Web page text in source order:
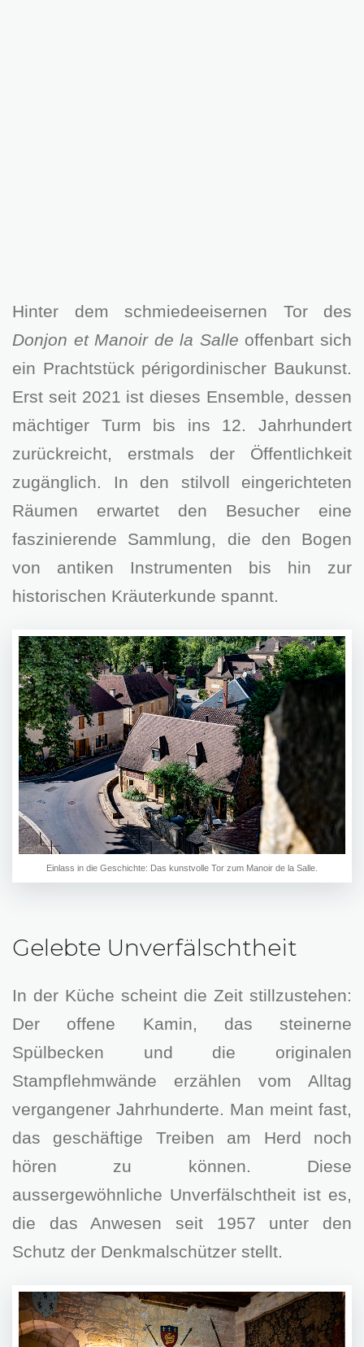
Hinter dem schmiedeeisernen Tor des
Donjon et Manoir de la Salle offenbart sich
ein Prachtstück périgordinischer Baukunst.
Erst seit 2021 ist dieses Ensemble, dessen
mächtiger Turm bis ins 12. Jahrhundert
zurückreicht, erstmals der Öffentlichkeit
zugänglich. In den stilvoll eingerichteten
Räumen erwartet den Besucher eine
faszinierende Sammlung, die den Bogen
von antiken Instrumenten bis hin zur
historischen Kräuterkunde spannt.
Einlass in die Geschichte: Das kunstvolle Tor zum Manoir de la Salle.
Gelebte Unverfälschtheit
In der Küche scheint die Zeit stillzustehen:
Der offene Kamin, das steinerne
Spülbecken und die originalen
Stampflehmwände erzählen vom Alltag
vergangener Jahrhunderte. Man meint fast,
das geschäftige Treiben am Herd noch
hören zu können. Diese
aussergewöhnliche Unverfälschtheit ist es,
die das Anwesen seit 1957 unter den
Schutz der Denkmalschützer stellt.